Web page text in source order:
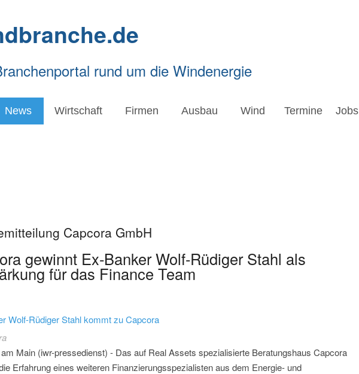
rund um die Windenergie
News Wirtschaft Firmen Ausbau Wind Termine Jobs
Capcora GmbH
gewinnt Ex-Banker Wolf-Rüdiger Stahl als
für das Finance Team
Wolf-Rüdiger Stahl kommt zu Capcora
Main (iwr-pressedienst) - Das auf Real Assets spezialisierte Beratungshaus Capcora
Erfahrung eines weiteren Finanzierungsspezialisten aus dem Energie- und